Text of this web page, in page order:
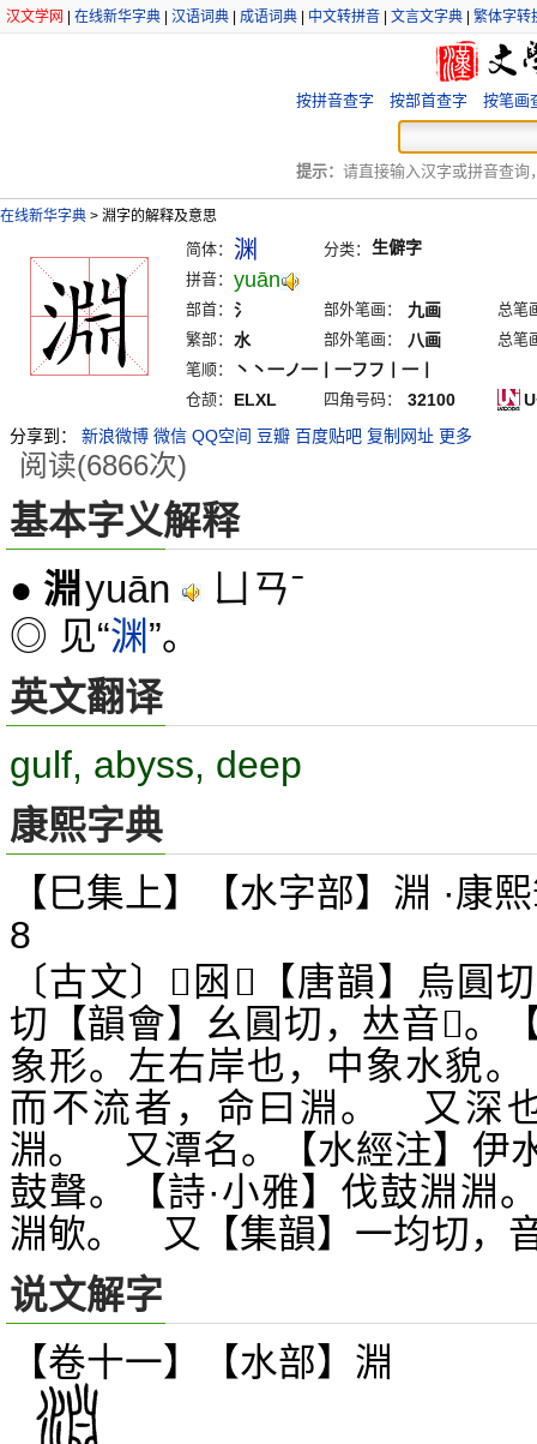
汉文学网 在线新华字典 汉语词典 成语词典 中文转拼音 文言文字典 繁体字转
按拼音查字 按部首查字 按笔画
提示： 请直接输入汉字或拼音查询
在线新华字典 > 淵字的解释及意思
简体： 渊 分类： 生僻字
拼音： yuān
部首： 氵 部外笔画： 九画
总笔
繁部：
水 部外笔画： 八画
总笔
笔顺：
丶丶一ノ一丨一フフ丨一丨
仓颉： ELXL 四角号码： 32100
分享到：
新浪微博 微信 QQ空间 豆瓣 百度贴吧 复制网址 更多
阅读(6866次)
基本字义解释
● 淵 yuān ㄩㄢˉ
◎ 见“渊”。
英文翻译
gulf, abyss, deep
康熙字典
【巳集上】【水字部】淵 ·康
8
〔古文〕 𣶒 囦 𠝃
【唐韻】烏圓
切【韻會】幺圓切， 𠀤音𢏮。
象形。左右岸也，中象水貌
而不流者，命曰淵。 又深
淵。 又潭名。【水經注】伊
鼓聲。【詩·小雅】伐鼓淵淵
淵㰬。 又【集韻】一均切，
说文解字
【卷十一】【水部】 淵